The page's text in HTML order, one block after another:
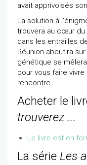
avait apprivoisés
La solution à
trouvera au cœur du
dans les entrailles
Réunion aboutira
génétique se
pour vous faire
rencontre.
Acheter le
trouverez ...
Le livre est en
La série Les